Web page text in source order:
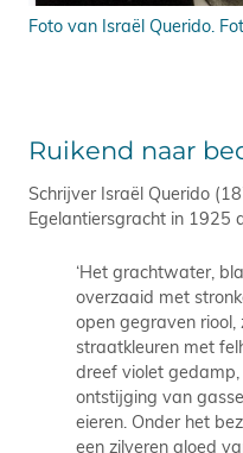
Foto van Israël Querido.
Ruikend naar
Schrijver Israël Querido
Egelantiersgracht in 1925
‘Het grachtwater,
overzaaid met
open gegraven
straatkleuren met
dreef violet
ontstijging van
eieren. Onder het
een zilveren gloed